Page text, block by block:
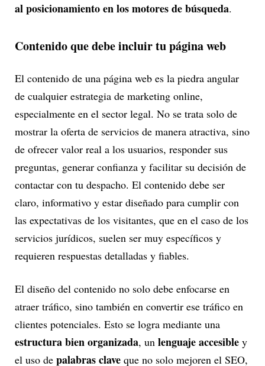
al posicionamiento en los motores de búsqueda.
Contenido que debe incluir tu página web
El contenido de una página web es la piedra angular
de cualquier estrategia de marketing online,
especialmente en el sector legal. No se trata solo de
mostrar la oferta de servicios de manera atractiva, sino
de ofrecer valor real a los usuarios, responder sus
preguntas, generar confianza y facilitar su decisión de
contactar con tu despacho. El contenido debe ser
claro, informativo y estar diseñado para cumplir con
las expectativas de los visitantes, que en el caso de los
servicios jurídicos, suelen ser muy específicos y
requieren respuestas detalladas y fiables.
El diseño del contenido no solo debe enfocarse en
atraer tráfico, sino también en convertir ese tráfico en
clientes potenciales. Esto se logra mediante una
estructura bien organizada, un lenguaje accesible y
el uso de palabras clave que no solo mejoren el SEO,